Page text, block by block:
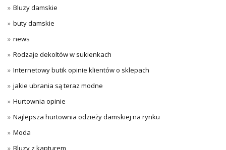
Bluzy damskie
buty damskie
news
Rodzaje dekoltów w sukienkach
Internetowy butik opinie klientów o sklepach
jakie ubrania są teraz modne
Hurtownia opinie
Najlepsza hurtownia odzieży damskiej na rynku
Moda
Bluzy z kapturem